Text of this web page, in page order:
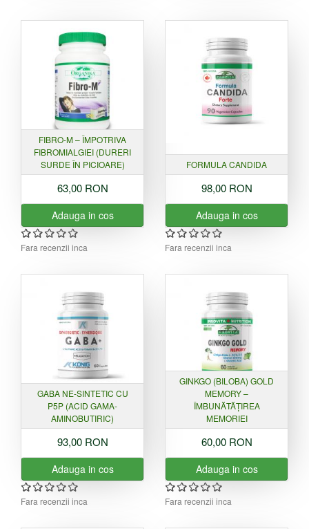
FIBRO-M – ÎMPOTRIVA
FIBROMIALGIEI (DURERI
SURDE ÎN PICIOARE)
63,00 RON
Adauga in cos
Fara recenzii inca
FORMULA CANDIDA
98,00 RON
Adauga in cos
Fara recenzii inca
GABA NE-SINTETIC CU
P5P (ACID GAMA-
AMINOBUTIRIC)
93,00 RON
Adauga in cos
Fara recenzii inca
GINKGO (BILOBA) GOLD
MEMORY –
ÎMBUNĂTĂȚIREA
MEMORIEI
60,00 RON
Adauga in cos
Fara recenzii inca